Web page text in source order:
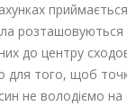
до центру
для того, щоб
не володіємо